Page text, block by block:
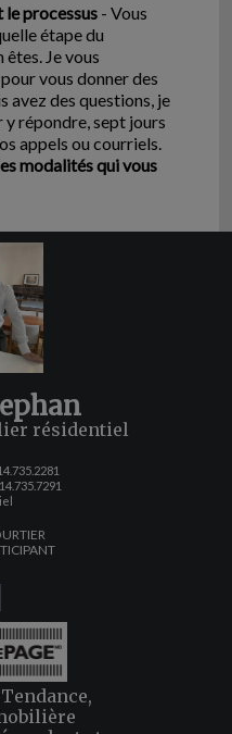
processus - Vous
étape du
êtes. Je vous
vous donner des
avez des questions, je
répondre, sept jours
appels ou courriels.
modalités qui vous
résidentiel